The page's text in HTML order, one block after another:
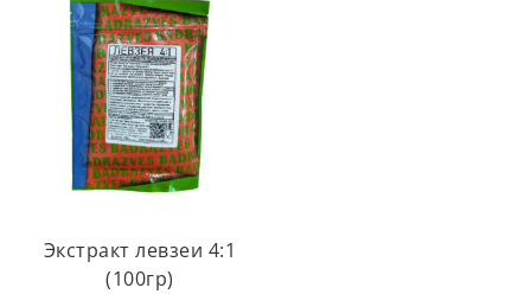
Экстракт левзеи 4:1
(100гр)